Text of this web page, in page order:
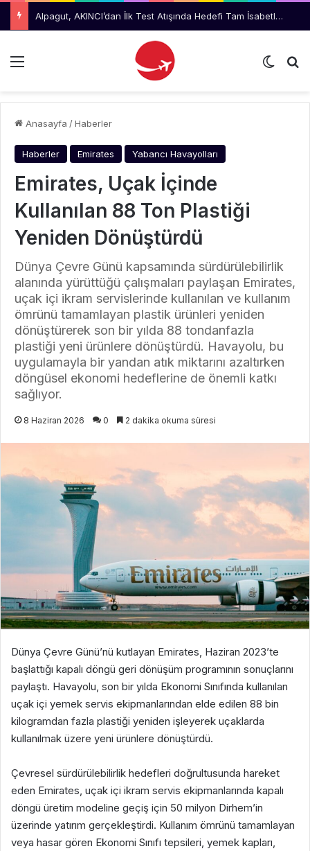
Turkish Technic’te Erdem Engin Pazarlama ve Kurumsal İletişim Müdürlüğüne Atandı
Menü Dış
Anasayfa /Haberler
Haberler Emirates Yabancı Havayolları
Emirates, Uçak İçinde
Kullanılan 88 Ton Plastiği
Yeniden Dönüştürdü
Dünya Çevre Günü kapsamında sürdürülebilirlik
alanında yürüttüğü çalışmaları paylaşan Emirates,
uçak içi ikram servislerinde kullanılan ve kullanım
ömrünü tamamlayan plastik ürünleri yeniden
dönüştürerek son bir yılda 88 tondanfazla
plastiği yeni ürünlere dönüştürdü. Havayolu, bu
uygulamayla bir yandan atık miktarını azaltırken
döngüsel ekonomi hedeflerine de önemli katkı
sağlıyor.
8 Haziran 2026 0 2 dakika okuma süresi
Dünya Çevre Günü’nü kutlayan Emirates, Haziran 2023’te
başlattığı kapalı döngü geri dönüşüm programının sonuçlarını
paylaştı. Havayolu, son bir yılda Ekonomi Sınıfında kullanılan
uçak içi yemek servis ekipmanlarından elde edilen 88 bin
kilogramdan fazla plastiği yeniden işleyerek uçaklarda
kullanılmak üzere yeni ürünlere dönüştürdü.
Çevresel sürdürülebilirlik hedefleri doğrultusunda hareket
eden Emirates, uçak içi ikram servis ekipmanlarında kapalı
döngü üretim modeline geçiş için 50 milyon Dirhem’in
üzerinde yatırım gerçekleştirdi. Kullanım ömrünü tamamlayan
veya hasar gören Ekonomi Sınıfı tepsileri, yemek kapları,